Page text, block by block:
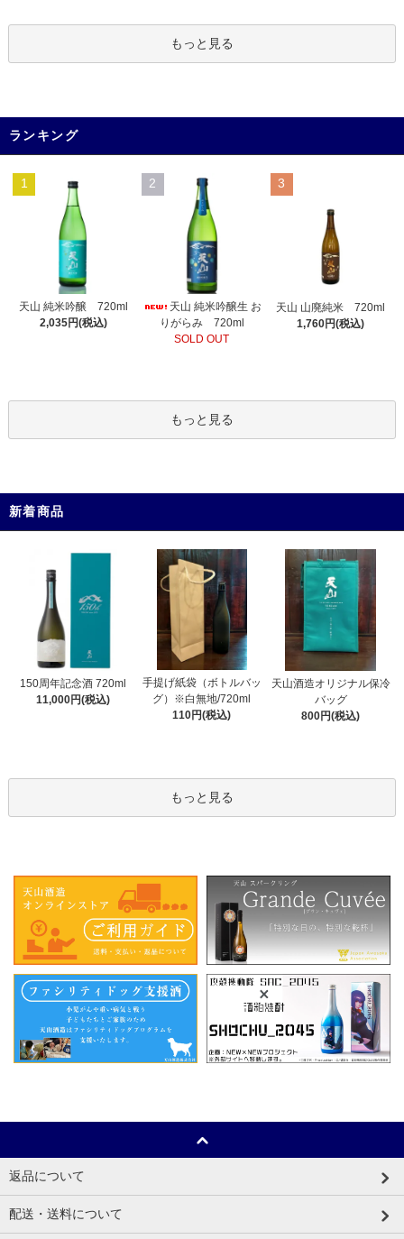
もっと見る
ランキング
1
天山 純米吟醸 720ml
2,035円(税込)
2
天山 純米吟醸生 お
りがらみ 720ml
SOLD OUT
3
天山 山廃純米 720ml
1,760円(税込)
もっと見る
新着商品
150周年記念酒 720ml
11,000円(税込)
手提げ紙袋（ボトルバッ
グ）※白無地/720ml
110円(税込)
天山酒造オリジナル保冷
バッグ
800円(税込)
もっと見る
返品について
配送・送料について